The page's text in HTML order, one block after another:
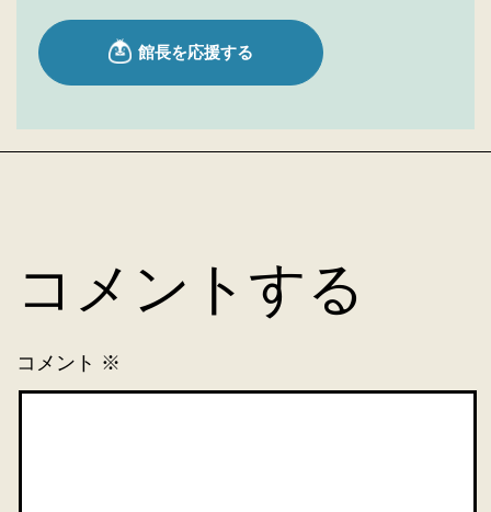
コメントする
コメント ※